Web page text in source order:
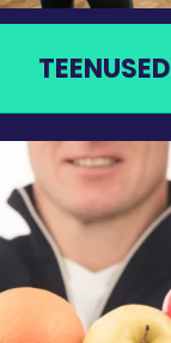
TEENUSED